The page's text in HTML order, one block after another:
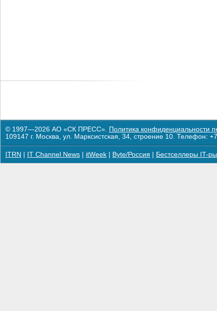
© 1997—2026 АО «СК ПРЕСС». Политика конфиденциальности
109147 г. Москва, ул. Марксистская, 34, строение 10. Телефон:
ITRN IT Channel News itWeek Byte/Россия Бестселлеры IT-